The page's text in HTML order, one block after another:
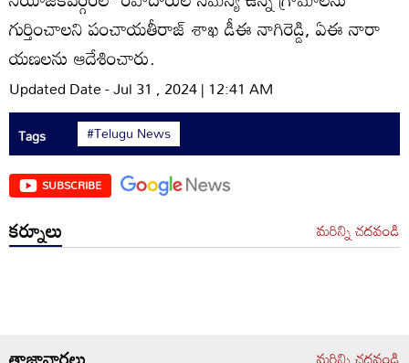
గుర్తించాలని పంచాయతీరాజ్‌ శాఖ డీఈ నాగిరెడ్డి, ఏఈ నారా
యణలను ఆదేశించారు.
Updated Date - Jul 31 , 2024 | 12:41 AM
Tags #Telugu News
SUBSCRIBE
కర్నూలు మరిన్ని చదవండి